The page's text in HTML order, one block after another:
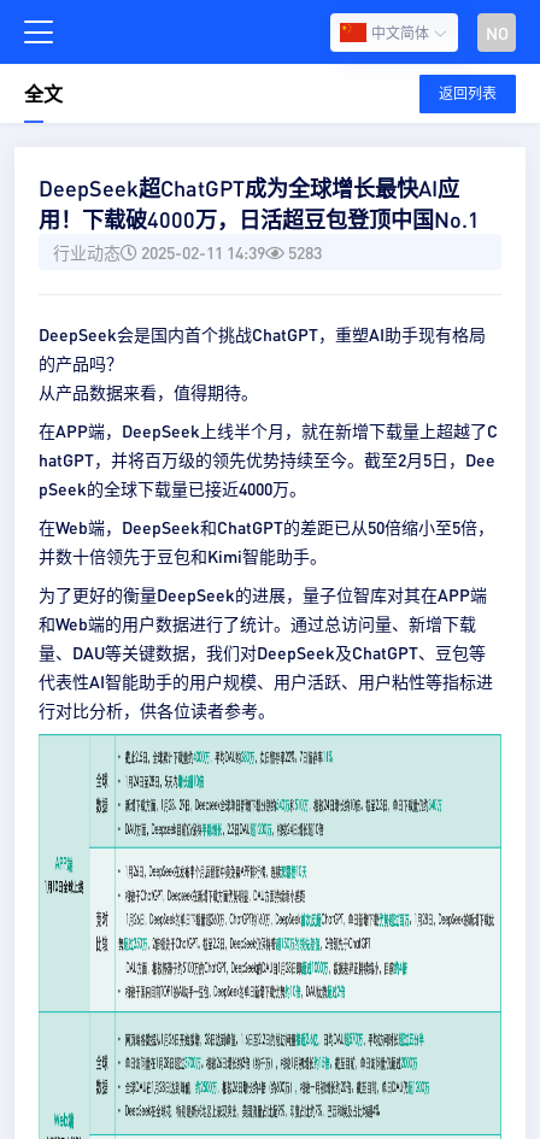
中文简体 NO
全文 返回列表
DeepSeek超ChatGPT成为全球增长最快AI应
用！下载破4000万，日活超豆包登顶中国No.1
行业动态 2025-02-11 14:39 5283
DeepSeek会是国内首个挑战ChatGPT，重塑AI助手现有格局
的产品吗？
从产品数据来看，值得期待。
在APP端，DeepSeek上线半个月，就在新增下载量上超越了C
hatGPT，并将百万级的领先优势持续至今。截至2月5日，Dee
pSeek的全球下载量已接近4000万。
在Web端，DeepSeek和ChatGPT的差距已从50倍缩小至5倍，
并数十倍领先于豆包和Kimi智能助手。
为了更好的衡量DeepSeek的进展，量子位智库对其在APP端
和Web端的用户数据进行了统计。通过总访问量、新增下载
量、DAU等关键数据，我们对DeepSeek及ChatGPT、豆包等
代表性AI智能助手的用户规模、用户活跃、用户粘性等指标进
行对比分析，供各位读者参考。